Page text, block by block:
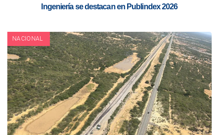
Ingeniería se destacan en Publindex 2026
NACIONAL